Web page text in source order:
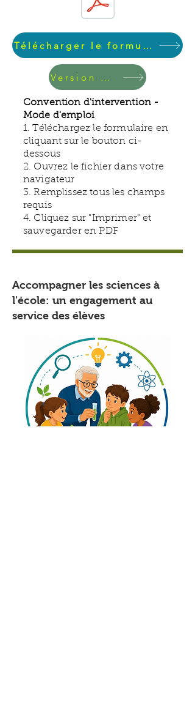
Télécharger le formulaire de convention
Version papier
Convention d'intervention -
Mode d'emploi
1. Téléchargez le formulaire en
cliquant sur le bouton ci-
dessous
2. Ouvrez le fichier dans votre
navigateur
3. Remplissez tous les champs
requis
4. Cliquez sur "Imprimer" et
sauvegarder en PDF
​Accompagner les sciences à
l'école: un engagement au
service des élèves